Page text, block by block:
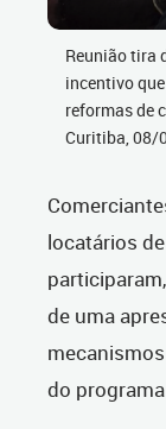
Reunião tira
incentivo
reformas de
Curitiba, 08/
locatários
de uma
do